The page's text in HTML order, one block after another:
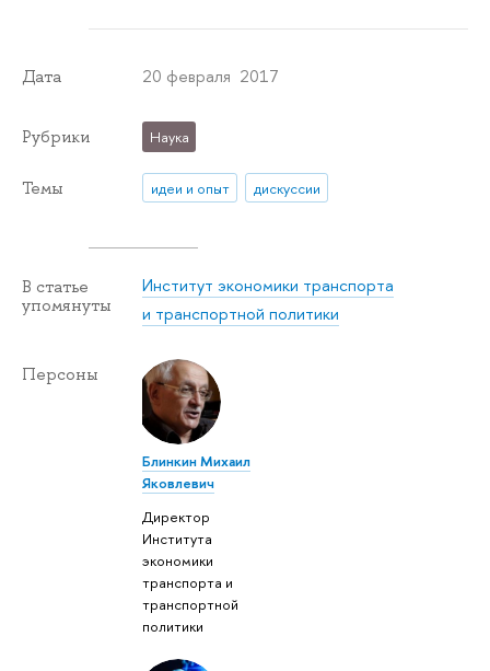
Дата 20 февраля 2017
Рубрики Наука
Темы идеи и опыт дискуссии
В статье
упомянуты
Институт экономики транспорта
и транспортной политики
Персоны
Блинкин Михаил
Яковлевич
Директор
Института
экономики
транспорта и
транспортной
политики